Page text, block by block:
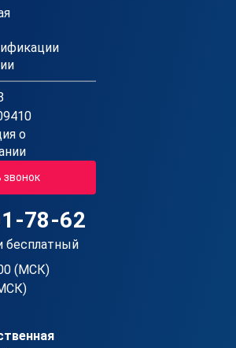
о
звонок
78-62
бесплатный
(МСК)